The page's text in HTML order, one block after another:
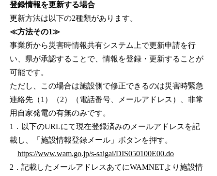
登録情報を更新する場合
更新方法は以下の2種類があります。
≪方法その1≫
事業所から災害時情報共有システム上で更新申請を行
い、県が承認することで、情報を登録・更新することが
可能です。
ただし、この場合は施設側で修正できるのは災害時緊急
連絡先（1）（2）（電話番号、メールアドレス）、非常
用自家発電の有無のみです。
1．以下のURLにて現在登録済みのメールアドレスを記
載し、「施設情報登録メール」ボタンを押す。
https://www.wam.go.jp/s-saigai/DIS050100E00.do
2．記載したメールアドレスあてにWAMNETより施設情